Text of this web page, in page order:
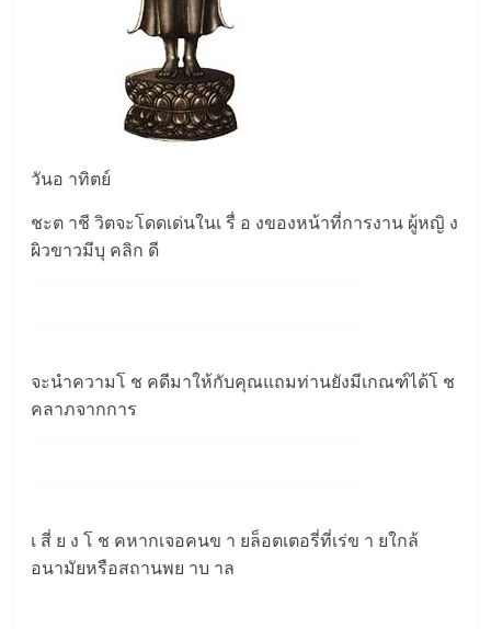
วันอ าทิตย์
ชะต าชี วิตจะโดดเด่นในเ รื่ อ งของหน้าที่การงาน ผู้หญิ ง
ผิวขาวมีบุ คลิก ดี
จะนำความโ ช คดีมาให้กับคุณแถมท่านยังมีเกณฑ์ได้โ ช
คลาภจากการ
เ สี่ ย ง โ ช คหากเจอคนข า ยล็อตเตอรี่ที่เร่ข า ยใกล้
อนามัยหรือสถานพย าบ าล